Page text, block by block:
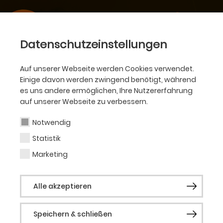
Datenschutzeinstellungen
Auf unserer Webseite werden Cookies verwendet.
Einige davon werden zwingend benötigt, während
es uns andere ermöglichen, Ihre Nutzererfahrung
auf unserer Webseite zu verbessern.
Notwendig
Statistik
Marketing
Alle akzeptieren
Speichern & schließen
SCHAUSPIEL • MÄRZ 2022 BIS FEBRUAR
2023